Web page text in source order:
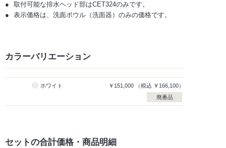
取付可能な排水ヘッド部はCET324のみです。
表示価格は、洗面ボウル（洗面器）のみの価格です。
カラーバリエーション
ホワイト ￥151,000 （税込 ￥166,100）
廃番品
セットの合計価格 ・商品明細